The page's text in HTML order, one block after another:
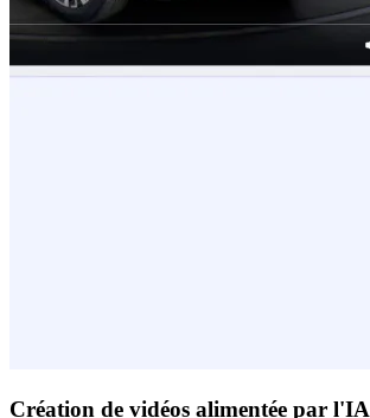
Création de vidéos alimentée par l'IA